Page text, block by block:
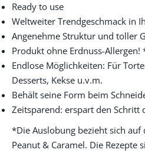
Ready to use
Weltweiter Trendgeschmack in
Angenehme Struktur und toller
Produkt ohne Erdnuss-Allergen!
Endlose Möglichkeiten: Für
Desserts, Kekse u.v.m.
Behält seine Form beim
Zeitsparend: erspart den Schritt
*Die Auslobung bezieht sich auf
Peanut & Caramel. Die Rezepte